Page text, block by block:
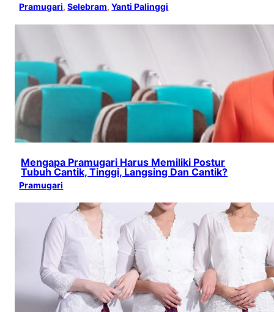
Pramugari, Selebram, Yanti Palinggi
Mengapa Pramugari Harus Memiliki Postur
Tubuh Cantik, Tinggi, Langsing Dan Cantik?
Pramugari